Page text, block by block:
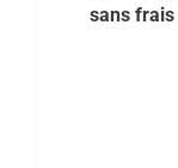
sans frais